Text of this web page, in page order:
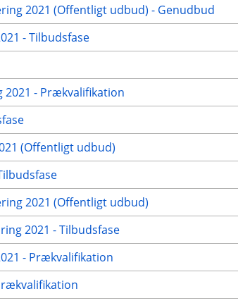
2021 (Offentligt udbud) - Genudbud
- Tilbudsfase
- Prækvalifikation
(Offentligt udbud)
2021 (Offentligt udbud)
2021 - Tilbudsfase
- Prækvalifikation